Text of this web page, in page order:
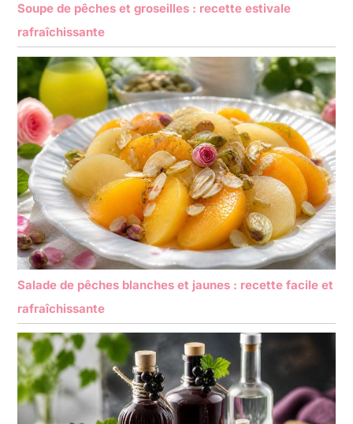
Soupe de pêches et groseilles : recette estivale
rafraîchissante
Salade de pêches blanches et jaunes : recette facile et
rafraîchissante